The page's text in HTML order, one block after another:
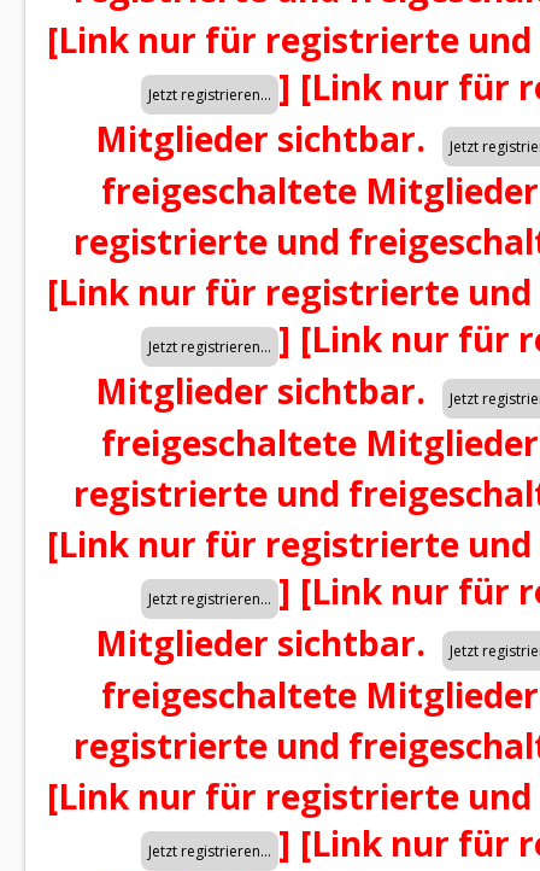
[Link nur für registrierte
] [Link nur für
Mitglieder sichtbar.
freigeschaltete
registrierte und
[Link nur für registrierte
] [Link nur für
Mitglieder sichtbar.
freigeschaltete
registrierte und
[Link nur für registrierte
] [Link nur für
Mitglieder sichtbar.
freigeschaltete
registrierte und
[Link nur für registrierte
] [Link nur für